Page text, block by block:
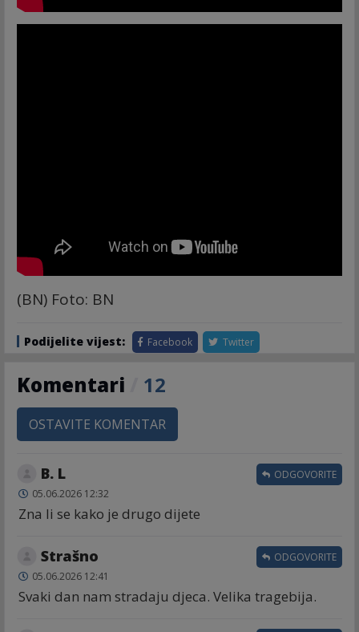
(BN) Foto: BN
Podijelite vijest: Facebook Twitter
Komentari 12
OSTAVITE KOMENTAR
B. L
05.06.2026 12:32
Zna li se kako je drugo dijete
ODGOVORITE
Strašno
05.06.2026 12:41
Svaki dan nam stradaju djeca. Velika tragebija.
ODGOVORITE